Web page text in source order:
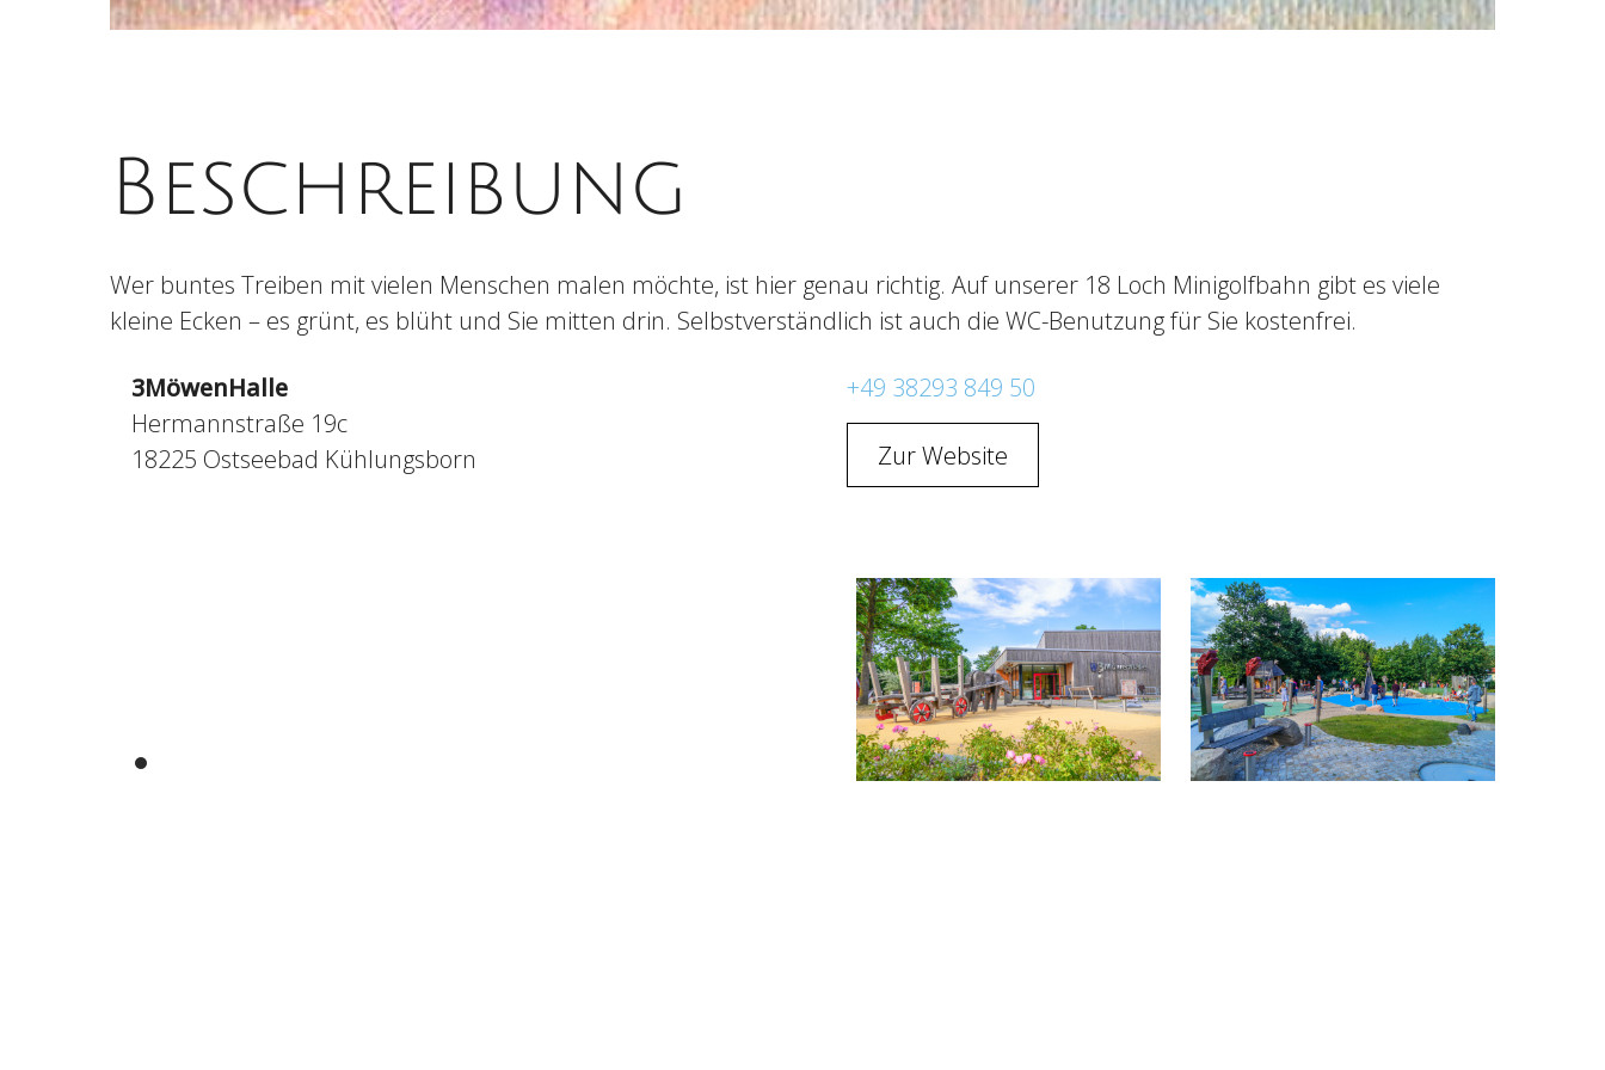
Beschreibung
Wer buntes Treiben mit vielen Menschen malen möchte, ist hier genau richtig. Auf unserer 18 Loch Minigolfbahn gibt es viele
kleine Ecken – es grünt, es blüht und Sie mitten drin. Selbstverständlich ist auch die WC-Benutzung für Sie kostenfrei.
3MöwenHalle
Hermannstraße 19c
18225 Ostseebad Kühlungsborn
+49 38293 849 50
Zur Website